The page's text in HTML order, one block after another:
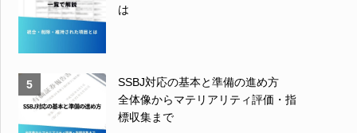
は
5
SSBJ対応の基本と準備の進め方
全体像からマテリアリティ評価・指
標収集まで